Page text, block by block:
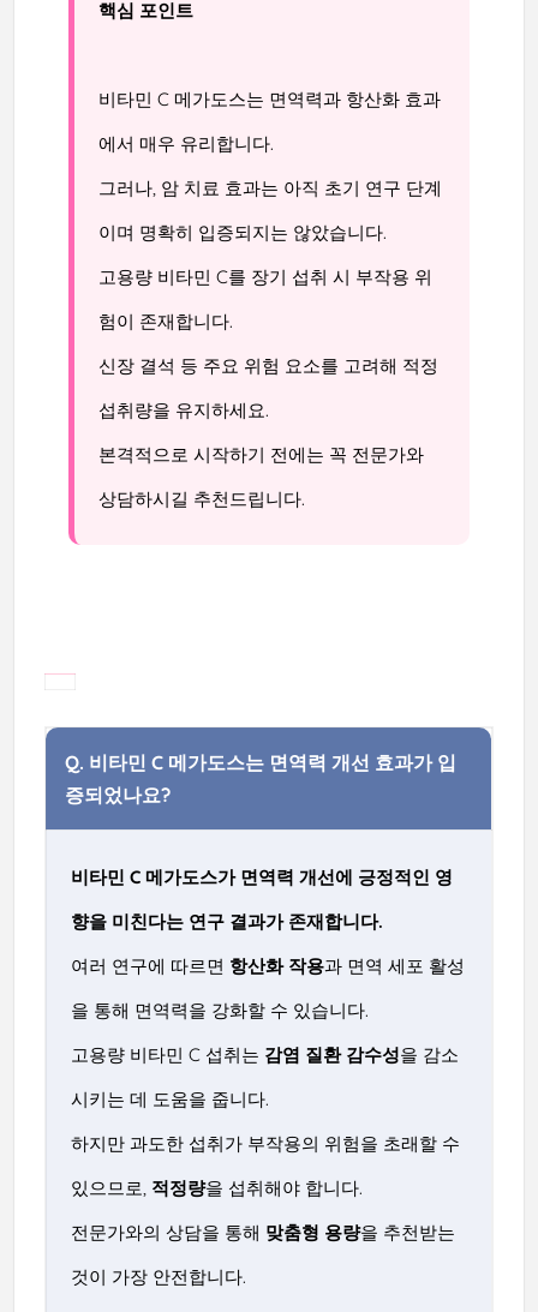
핵심 포인트
비타민 C 메가도스는 면역력과 항산화 효과
에서 매우 유리합니다.
그러나, 암 치료 효과는 아직 초기 연구 단계
이며 명확히 입증되지는 않았습니다.
고용량 비타민 C를 장기 섭취 시 부작용 위
험이 존재합니다.
신장 결석 등 주요 위험 요소를 고려해 적정
섭취량을 유지하세요.
본격적으로 시작하기 전에는 꼭 전문가와
상담하시길 추천드립니다.
Q. 비타민 C 메가도스는 면역력 개선 효과가 입
증되었나요?
비타민 C 메가도스가 면역력 개선에 긍정적인 영
향을 미친다는 연구 결과가 존재합니다.
여러 연구에 따르면 항산화 작용과 면역 세포 활성
을 통해 면역력을 강화할 수 있습니다.
고용량 비타민 C 섭취는 감염 질환 감수성을 감소
시키는 데 도움을 줍니다.
하지만 과도한 섭취가 부작용의 위험을 초래할 수
있으므로,적정량을 섭취해야 합니다.
전문가와의 상담을 통해 맞춤형 용량을 추천받는
것이 가장 안전합니다.